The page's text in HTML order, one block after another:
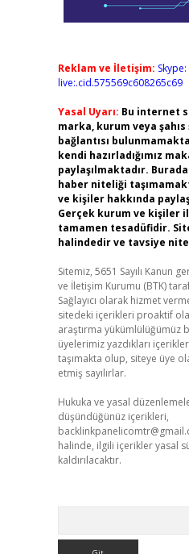
Reklam ve İletişim: Skype:
live:.cid.575569c608265c69
Yasal Uyarı: Bu internet
marka, kurum veya
bağlantısı
kendi hazırladığımız
paylaşılmaktadır.
haber niteliği
ve kişiler hakkında
Gerçek kurum ve kişiler
tamamen tesadüfidir.
halindedir ve tavsiye
Sitemiz, 5651 Sayılı Kanun
ve İletişim Kurumu (BTK)
Sağlayıcı olarak hizmet
sitedeki içerikleri proaktif
araştırma yükümlülüğümüz
üyelerimiz yazdıkları
taşımakta olup, siteye üye
etmiş sayılırlar.
Hukuka ve yasal
düşündüğünüz içerikleri,
halinde, ilgili içerikler yasal
kaldırılacaktır.